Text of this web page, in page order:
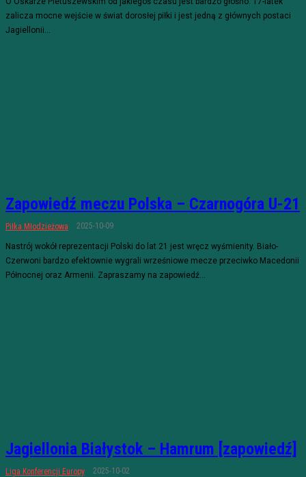
zalicza mocne wejście w świat dorosłej piłki i jest jedną z głównych postaci
Jagiellonii...
Zapowiedź meczu Polska – Czarnogóra U-21
Piłka Młodzieżowa 2025-10-09
Nastrój wokół reprezentacji Polski do lat 21 jest wręcz wyśmienity. Biało-
Czerwoni bardzo efektownie wygrali wrześniowe mecze przeciwko Macedonii
Północnej oraz Armenii. Zapraszamy na zapowiedź...
Jagiellonia Białystok – Hamrum [zapowiedź]
Liga Konferencji Europy 2025-10-02